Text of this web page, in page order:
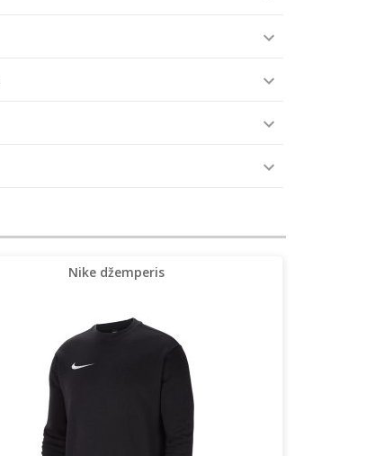
Nike džemperis